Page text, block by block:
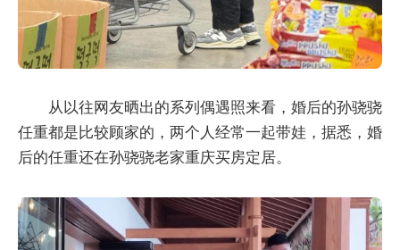
从以往网友晒出的系列偶遇照来看，婚后的孙骁骁
任重都是比较顾家的，两个人经常一起带娃，据悉，婚
后的任重还在孙骁骁老家重庆买房定居。